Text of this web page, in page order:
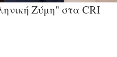
Ζύμη" στα CRI